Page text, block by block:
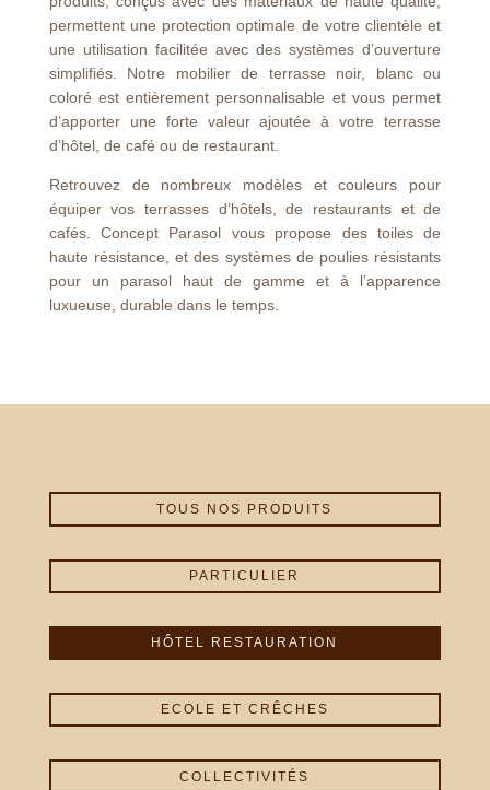
permettent une protection optimale de votre clientèle et
une utilisation facilitée avec des systèmes d’ouverture
simplifiés. Notre mobilier de terrasse noir, blanc ou
coloré est entièrement personnalisable et vous permet
d’apporter une forte valeur ajoutée à votre terrasse
d’hôtel, de café ou de restaurant.
Retrouvez de nombreux modèles et couleurs pour
équiper vos terrasses d’hôtels, de restaurants et de
cafés. Concept Parasol vous propose des toiles de
haute résistance, et des systèmes de poulies résistants
pour un parasol haut de gamme et à l’apparence
luxueuse, durable dans le temps.
TOUS NOS PRODUITS
PARTICULIER
HÔTEL RESTAURATION
ECOLE ET CRÊCHES
COLLECTIVITÉS